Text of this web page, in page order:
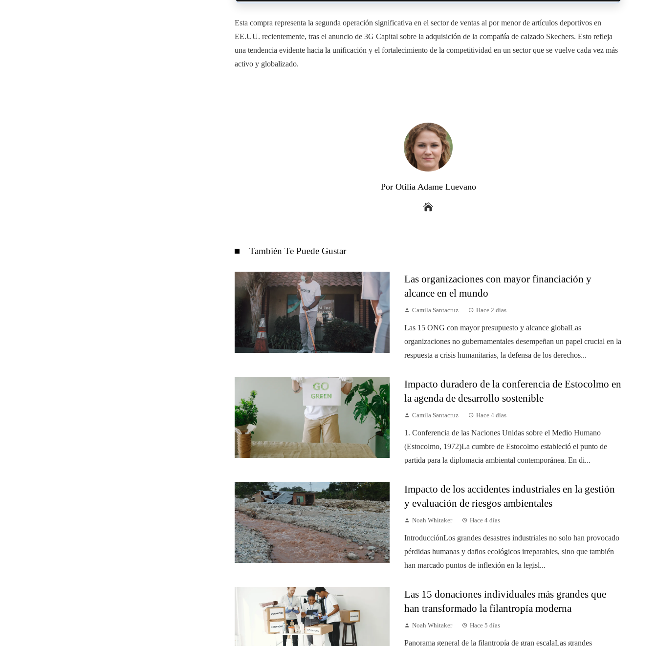
Esta compra representa la segunda operación significativa en el sector de ventas al por menor de artículos deportivos en
EE.UU. recientemente, tras el anuncio de 3G Capital sobre la adquisición de la compañía de calzado Skechers. Esto refleja
una tendencia evidente hacia la unificación y el fortalecimiento de la competitividad en un sector que se vuelve cada vez más
activo y globalizado.
Por Otilia Adame Luevano
También Te Puede Gustar
Las organizaciones con mayor financiación y
alcance en el mundo
Camila Santacruz Hace 2 días
Las 15 ONG con mayor presupuesto y alcance globalLas
organizaciones no gubernamentales desempeñan un papel crucial en la
respuesta a crisis humanitarias, la defensa de los derechos...
Impacto duradero de la conferencia de Estocolmo en
la agenda de desarrollo sostenible
Camila Santacruz Hace 4 días
1. Conferencia de las Naciones Unidas sobre el Medio Humano
(Estocolmo, 1972)La cumbre de Estocolmo estableció el punto de
partida para la diplomacia ambiental contemporánea. En di...
Impacto de los accidentes industriales en la gestión
y evaluación de riesgos ambientales
Noah Whitaker Hace 4 días
IntroducciónLos grandes desastres industriales no solo han provocado
pérdidas humanas y daños ecológicos irreparables, sino que también
han marcado puntos de inflexión en la legisl...
Las 15 donaciones individuales más grandes que
han transformado la filantropía moderna
Noah Whitaker Hace 5 días
Panorama general de la filantropía de gran escalaLas grandes